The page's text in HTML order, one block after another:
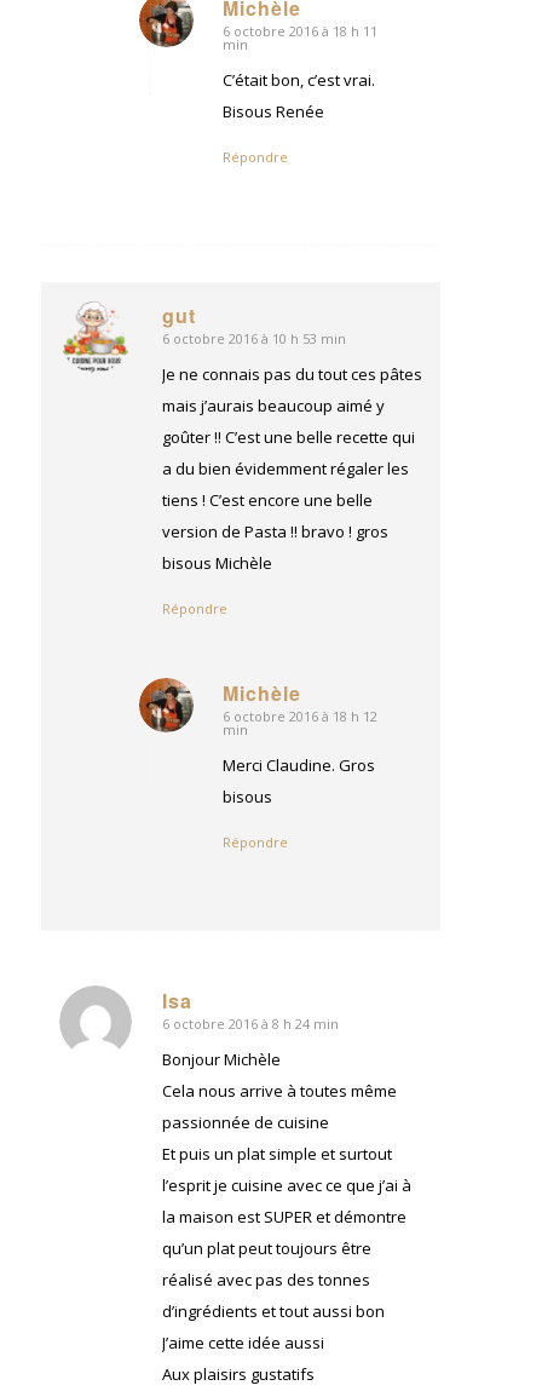
Michèle
dit
6 octobre 2016 à 18 h 11
min
C’était bon, c’est vrai.
Bisous Renée
Répondre
gut
dit
:
6 octobre 2016 à 10 h 53 min
Je ne connais pas du tout ces pâtes
mais j’aurais beaucoup aimé y
goûter !! C’est une belle recette qui
a du bien évidemment régaler les
tiens ! C’est encore une belle
version de Pasta !! bravo ! gros
bisous Michèle
Répondre
Michèle
dit
6 octobre 2016 à 18 h 12
min
Merci Claudine. Gros
bisous
Répondre
Isa
dit
:
6 octobre 2016 à 8 h 24 min
Bonjour Michèle
Cela nous arrive à toutes même
passionnée de cuisine
Et puis un plat simple et surtout
l’esprit je cuisine avec ce que j’ai à
la maison est SUPER et démontre
qu’un plat peut toujours être
réalisé avec pas des tonnes
d’ingrédients et tout aussi bon
J’aime cette idée aussi
Aux plaisirs gustatifs